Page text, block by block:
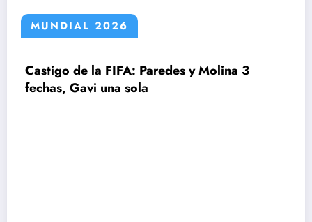
MUNDIAL 2026
de la FIFA: Paredes y Molina 3
Gavi una sola